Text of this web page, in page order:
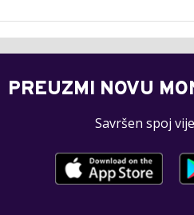
PREUZMI NOVU
Savršen spoj